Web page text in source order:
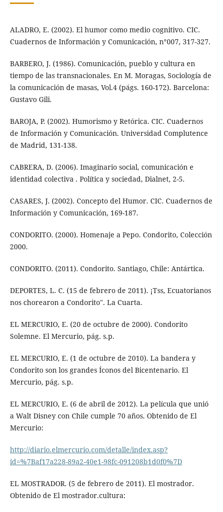
ALADRO, E. (2002). El humor como medio cognitivo. CIC.
Cuadernos de Información y Comunicación, n°007, 317-327.
BARBERO, J. (1986). Comunicación, pueblo y cultura en
tiempo de las transnacionales. En M. Moragas, Sociología de
la comunicación de masas, Vol.4 (págs. 160-172). Barcelona:
Gustavo Gili.
BAROJA, P. (2002). Humorismo y Retórica. CIC. Cuadernos
de Información y Comunicación. Universidad Complutence
de Madrid, 131-138.
CABRERA, D. (2006). Imaginario social, comunicación e
identidad colectiva . Política y sociedad, Dialnet, 2-5.
CASARES, J. (2002). Concepto del Humor. CIC. Cuadernos de
Información y Comunicación, 169-187.
CONDORITO. (2000). Homenaje a Pepo. Condorito, Colección
2000.
CONDORITO. (2011). Condorito. Santiago, Chile: Antártica.
DEPORTES, L. C. (15 de febrero de 2011). ¡Tss, Ecuatorianos
nos chorearon a Condorito". La Cuarta.
EL MERCURIO, E. (20 de octubre de 2000). Condorito
Solemne. El Mercurio, pág. s.p.
EL MERCURIO, E. (1 de octubre de 2010). La bandera y
Condorito son los grandes Íconos del Bicentenario. El
Mercurio, pág. s.p.
EL MERCURIO, E. (6 de abril de 2012). La película que unió
a Walt Disney con Chile cumple 70 años. Obtenido de El
Mercurio:
http://diario.elmercurio.com/detalle/index.asp?
id=%7Baf17a228-89a2-40e1-98fc-091208b1d0f0%7D
EL MOSTRADOR. (5 de febrero de 2011). El mostrador.
Obtenido de El mostrador.cultura: